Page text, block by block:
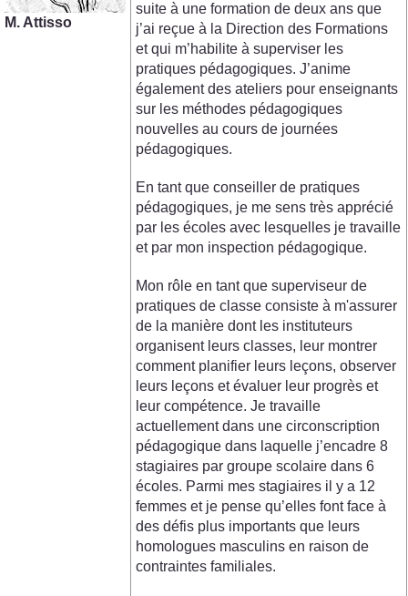
M. Attisso
suite à une formation de deux ans que
j’ai reçue à la Direction des Formations
et qui m’habilite à superviser les
pratiques pédagogiques. J’anime
également des ateliers pour enseignants
sur les méthodes pédagogiques
nouvelles au cours de journées
pédagogiques.
En tant que conseiller de pratiques
pédagogiques, je me sens très apprécié
par les écoles avec lesquelles je travaille
et par mon inspection pédagogique.
Mon rôle en tant que superviseur de
pratiques de classe consiste à m'assurer
de la manière dont les instituteurs
organisent leurs classes, leur montrer
comment planifier leurs leçons, observer
leurs leçons et évaluer leur progrès et
leur compétence. Je travaille
actuellement dans une circonscription
pédagogique dans laquelle j’encadre 8
stagiaires par groupe scolaire dans 6
écoles. Parmi mes stagiaires il y a 12
femmes et je pense qu’elles font face à
des défis plus importants que leurs
homologues masculins en raison de
contraintes familiales.